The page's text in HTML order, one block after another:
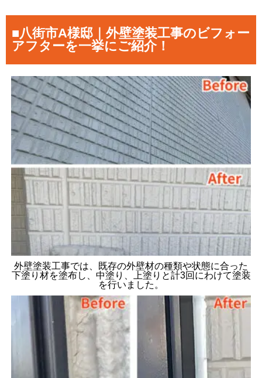
■八街市A様邸｜外壁塗装工事のビフォー
アフターを一挙にご紹介！
外壁塗装工事では、既存の外壁材の種類や状態に合った
下塗り材を塗布し、中塗り、上塗りと計3回にわけて塗装
を行いました。